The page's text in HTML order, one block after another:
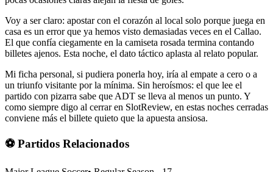
Voy a ser claro: apostar con el corazón al local solo porque juega en
casa es un error que ya hemos visto demasiadas veces en el Callao.
El que confía ciegamente en la camiseta rosada termina contando
billetes ajenos. Esta noche, el dato táctico aplasta al relato popular.
Mi ficha personal, si pudiera ponerla hoy, iría al empate a cero o a
un triunfo visitante por la mínima. Sin heroísmos: el que lee el
partido con pizarra sabe que ADT se lleva al menos un punto. Y
como siempre digo al cerrar en SlotReview, en estas noches cerradas
conviene más el billete quieto que la apuesta ansiosa.
⚽ Partidos Relacionados